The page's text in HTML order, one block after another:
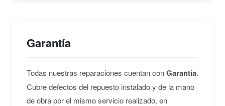
Garantía
Todas nuestras reparaciones cuentan conGarantía.
Cubre defectos del repuesto instalado y de la mano
de obra por el mismo servicio realizado, en